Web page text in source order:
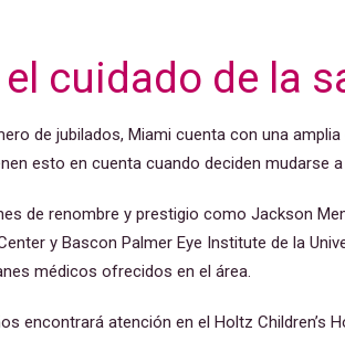
cuidado de la
de jubilados, Miami cuenta con una
esto en cuenta cuando deciden mudarse
de renombre y prestigio como Jackson
y Bascon Palmer Eye Institute de la
médicos ofrecidos en el área.
encontrará atención en el Holtz Children’s